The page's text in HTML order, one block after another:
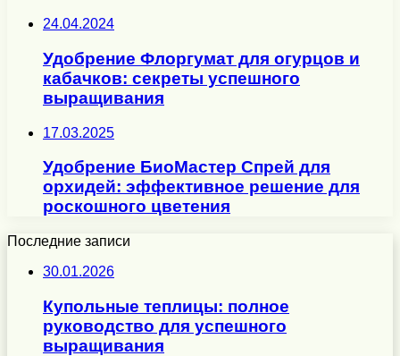
24.04.2024
Удобрение Флоргумат для огурцов и
кабачков: секреты успешного
выращивания
17.03.2025
Удобрение БиоМастер Спрей для
орхидей: эффективное решение для
роскошного цветения
Последние записи
30.01.2026
Купольные теплицы: полное
руководство для успешного
выращивания